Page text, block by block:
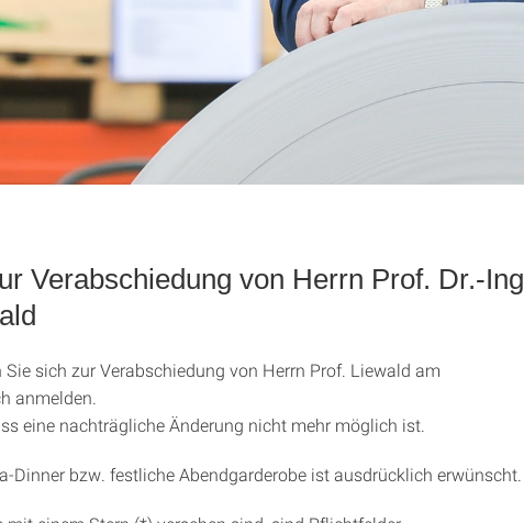
Verabschiedung von Herrn Prof. Dr.-Ing
sich zur Verabschiedung von Herrn Prof. Liewald am
anmelden.
eine nachträgliche Änderung nicht mehr möglich ist.
Dinner bzw. festliche Abendgarderobe ist ausdrücklich erwünscht.